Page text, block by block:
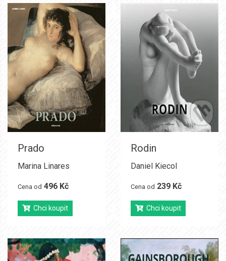
Prado
Marina Linares
Cena od 496 Kč
Chci koupit
Rodin
Daniel Kiecol
Cena od 239 Kč
Chci koupit